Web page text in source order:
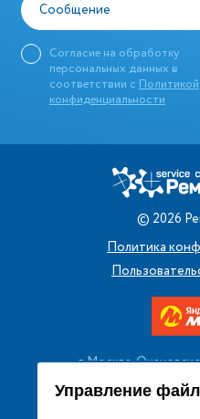
Управление
Сообщение
Согласие на обработку
персональных данных в
соответствии с Политикой
конфиденциальности
© 2026
Политика
г. Москва,
+7